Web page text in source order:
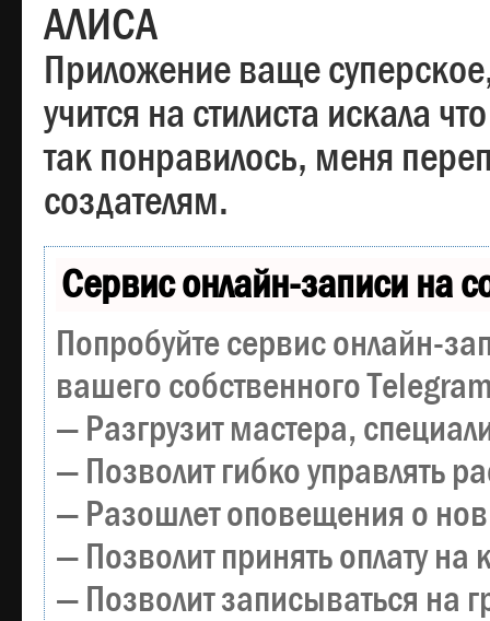
АЛИСА
Приложение ваще
учится на стилиста искала
так понравилось, меня
создателям.
Сервис онлайн-записи на
Попробуйте сервис онлайн-
вашего собственного
— Разгрузит мастера,
— Позволит гибко управлять
— Разошлет оповещения о
— Позволит принять оплату
— Позволит записываться на